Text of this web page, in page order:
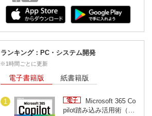
ランキング：PC・システム開発
※1時間ごとに更新
電子書籍版 紙書籍版
1
Microsoft 365 Co
pilot踏み込み活用術（…